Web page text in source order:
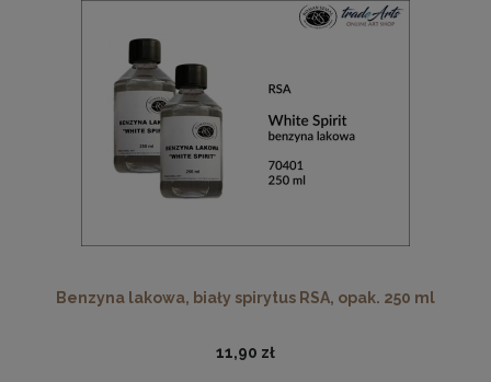
Benzyna lakowa, biały spirytus RSA, opak. 250 ml
11,90 zł